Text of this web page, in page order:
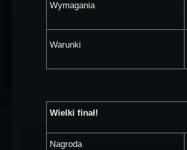
Wymagania
Warunki
Wielki finał!
Nagroda